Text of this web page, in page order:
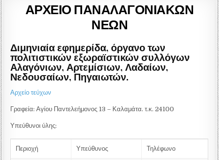
ΑΡΧΕΙΟ ΠΑΝΑΛΑΓΟΝΙΑΚΩΝ
ΝΕΩΝ
Διμηνιαία εφημερίδα, όργανο των
πολιτιστικών εξωραϊστικών συλλόγων
Αλαγόνιων, Αρτεμίσιων, Λαδαίων,
Νεδουσαίων, Πηγαιωτών.
Αρχείο τεύχων
Γραφεία: Αγίου Παντελεήμονος 13 – Καλαμάτα. τ.κ. 24100
Υπεύθυνοι ύλης:
Περιοχή Υπεύθυνος Τηλέφωνο